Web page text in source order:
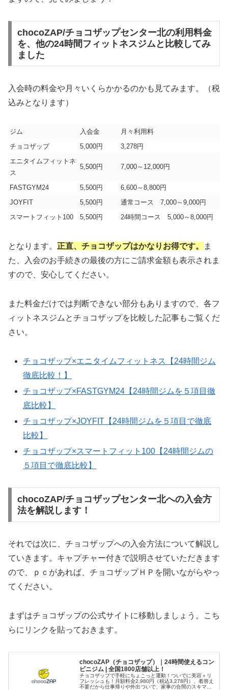
chocoZAP/チョコザップセンター北の利用料金
を、他の24時間フィットネスジムと比較してみ
ました
入会時の料金や月々いくらかかるのかも見てみます。（税
込みとなります）
ジム 入会金
月々利用料
チョコザップ
5,000円
3,278円
エニタイムフィットネ
ス
5,500円 7,000～12,000円
FASTGYM24 5,500円
6,600～8,800円
JOYFIT
5,500円
通常コース 7,000～9,000円
スマートフィット100
5,500円 24時間コース 5,000～8,000円
となります。 正直、チョコザップはかなりお得です。
ま
た、入会のお手続きの最後の方にご請求金額も表示されま
すので、安心してください。
また料金だけでは判断できない部分もありますので、各フ
ィットネスジムとチョコザップを比較した記事もご覧くだ
さい。
チョコザップ×エニタイムフィットネス【24時間ジム
徹底比較！】
チョコザップ×FASTGYM24【24時間ジムを５項目徹
底比較】
チョコザップ×JOYFIT【24時間ジムを５項目で徹底
比較】
チョコザップ×スマートフィット100【24時間ジムの
５項目で徹底比較】
chocoZAP/チョコザップセンター北への入会方
法を解説します！
それでは次に、チョコザップへの入会方法について解説し
ていきます。キャプチャー付きで説明させていただきます
ので、ｐｃがあれば、チョコザップＨＰを開いながらやっ
てください。
まずはチョコザップの公式サイトに移動しましょう。こち
らにリンクを貼っておきます。
chocoZAP（チョコザップ）｜24時間使えるコン
ビニジム | 全国1800店舗以上！
チョコザップで手軽にちょこっと運動！ついでに美容＋リ
フレッシュも！月額料金2,980円（税込3,278円）、着替え
不要だから仕事帰りや外出ついで、家事の合間のスキマ時